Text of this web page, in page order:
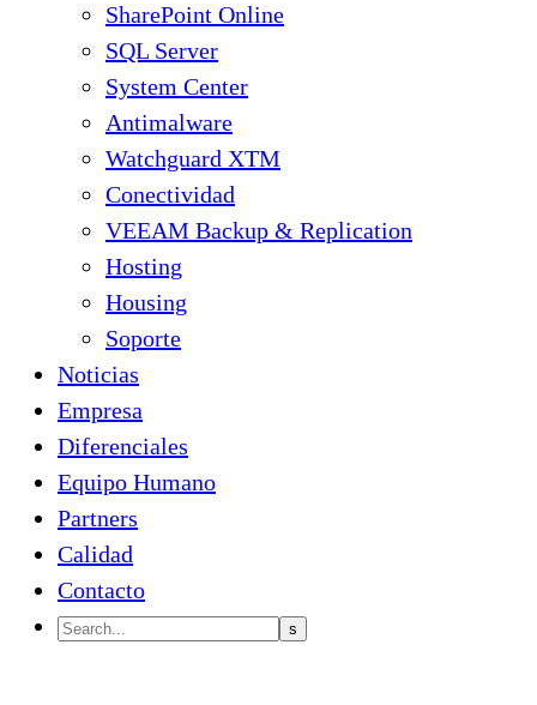
SharePoint Online
SQL Server
System Center
Antimalware
Watchguard XTM
Conectividad
VEEAM Backup & Replication
Hosting
Housing
Soporte
Noticias
Empresa
Diferenciales
Equipo Humano
Partners
Calidad
Contacto